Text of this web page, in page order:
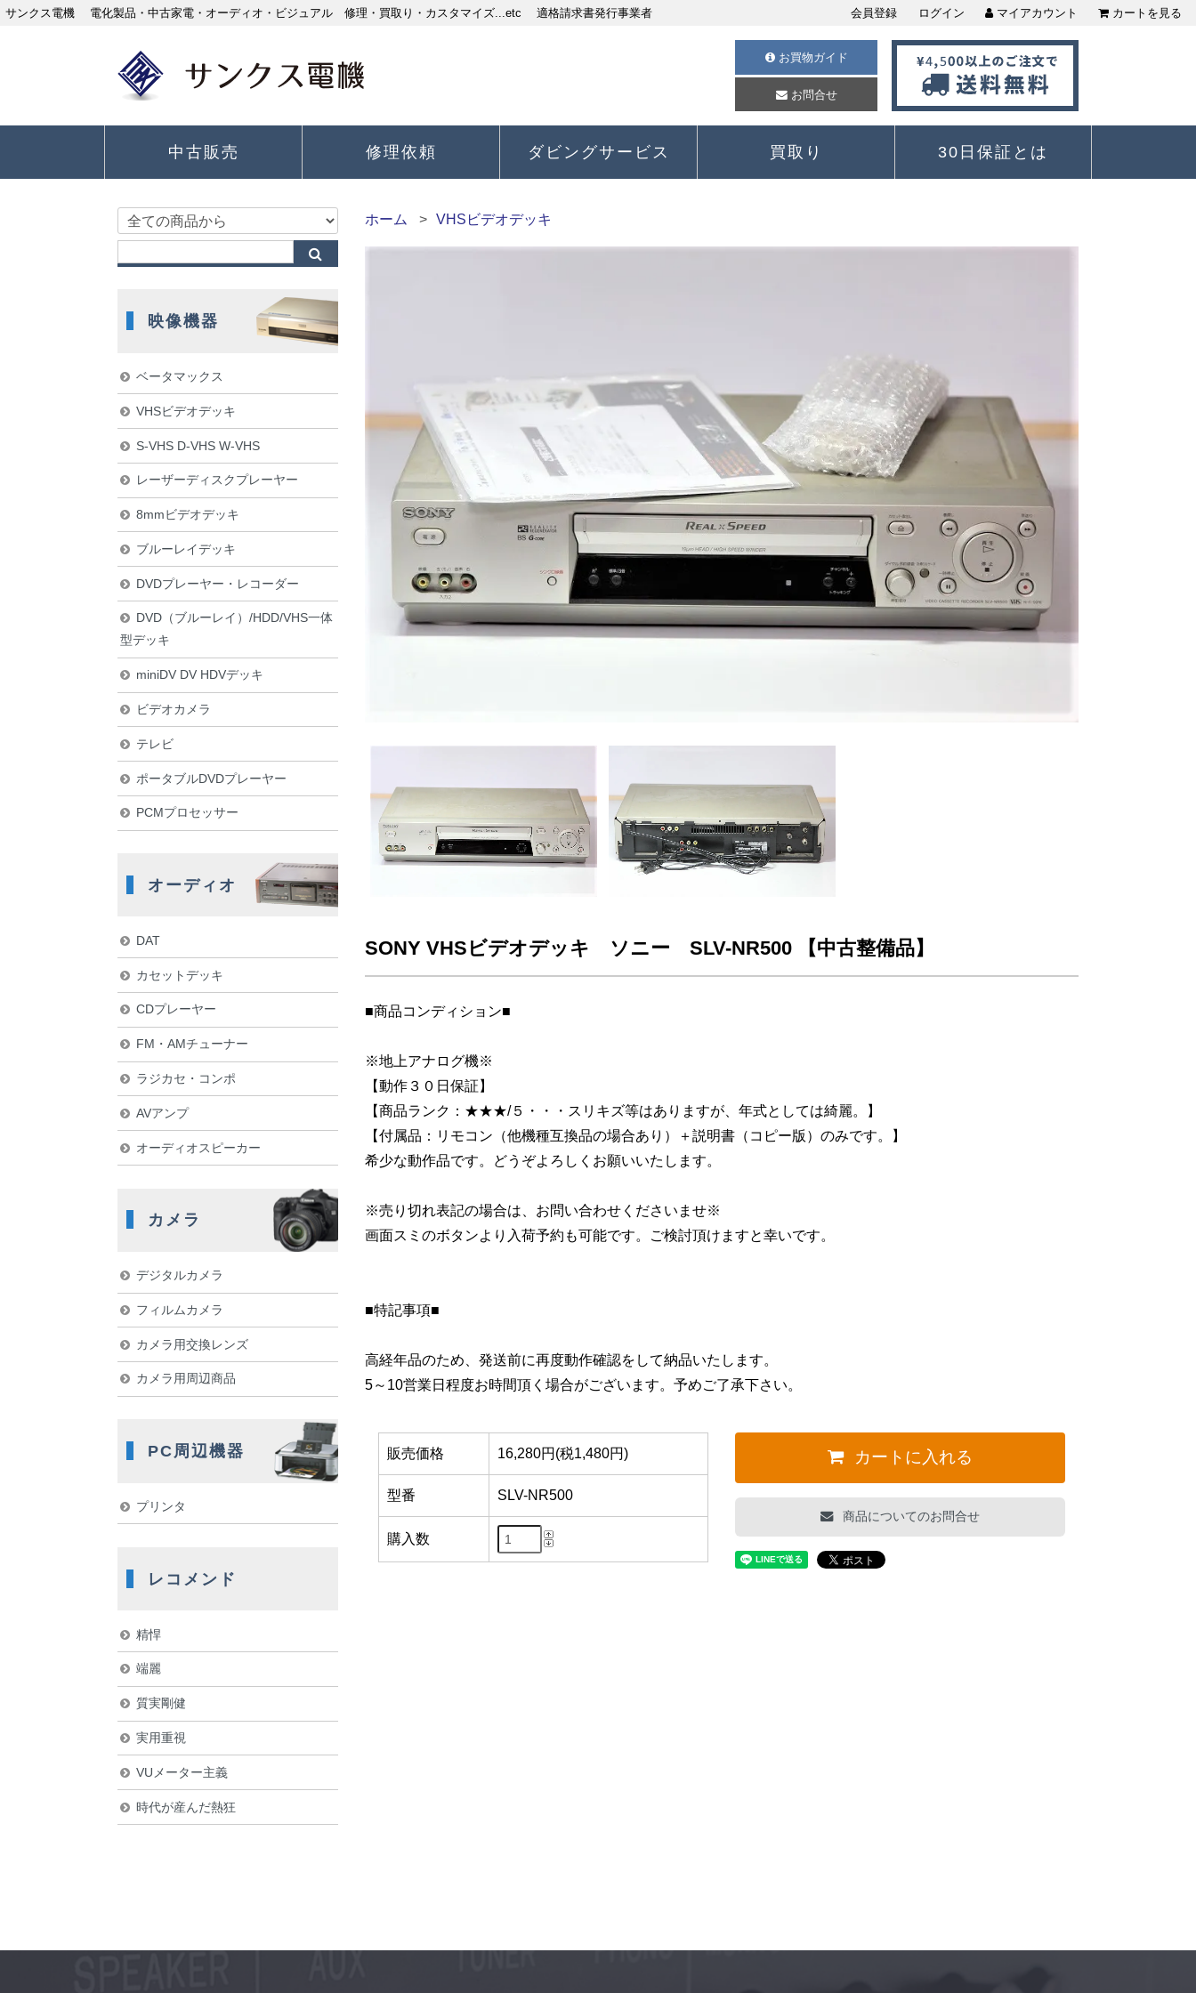
サンクス電機 電化製品・中古家電・オーディオ・ビジュアル 修理・買取り・カスタマイズ...etc 適格請求書発行事業者 会員登録 ログイン マイアカウント カートを見る
お買物ガイド
お問合せ
中古販売 修理依頼 ダビングサービス 買取り 30日保証とは
ホーム VHSビデオデッキ
SONY VHSビデオデッキ ソニー SLV-NR500 【中古整備品】
■商品コンディション■
※地上アナログ機※
【動作３０日保証】
【商品ランク：★★★/５・・・スリキズ等はありますが、年式としては綺麗。】
【付属品：リモコン（他機種互換品の場合あり）＋説明書（コピー版）のみです。】
希少な動作品です。どうぞよろしくお願いいたします。
※売り切れ表記の場合は、お問い合わせくださいませ※
画面スミのボタンより入荷予約も可能です。ご検討頂けますと幸いです。
■特記事項■
高経年品のため、発送前に再度動作確認をして納品いたします。
5～10営業日程度お時間頂く場合がございます。予めご了承下さい。
販売価格 16,280円(税1,480円)
型番 SLV-NR500
購入数
カートに入れる
商品についてのお問合せ
映像機器
ベータマックス
VHSビデオデッキ
S-VHS D-VHS W-VHS
レーザーディスクプレーヤー
8mmビデオデッキ
ブルーレイデッキ
DVDプレーヤー・レコーダー
DVD（ブルーレイ）/HDD/VHS一体
型デッキ
miniDV DV HDVデッキ
ビデオカメラ
テレビ
ポータブルDVDプレーヤー
PCMプロセッサー
オーディオ
DAT
カセットデッキ
CDプレーヤー
FM・AMチューナー
ラジカセ・コンポ
AVアンプ
オーディオスピーカー
カメラ
デジタルカメラ
フィルムカメラ
カメラ用交換レンズ
カメラ用周辺商品
PC周辺機器
プリンタ
レコメンド
精悍
端麗
質実剛健
実用重視
VUメーター主義
時代が産んだ熱狂